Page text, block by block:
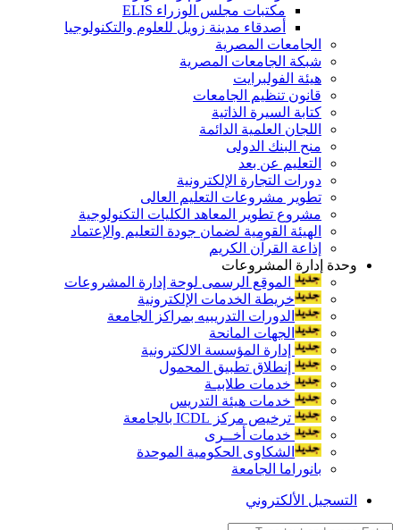
مكتبات مجلس الوزراء ELIS
أصدقاء مدينة زويل للعلوم والتكنولوجيا
الجامعات المصرية
شبكة الجامعات المصرية
هيئة الفولبرايت
قانون تنظيم الجامعات
كتابة السيرة الذاتية
اللجان العلمية الدائمة
منح البنك الدولى
التعليم عن بعد
دورات التجارة الإلكترونية
تطوير مشروعات التعليم العالى
مشروع تطوير المعاهد الكليات التكنولوجية
الهيئة القومية لضمان جودة التعليم والإعتماد
إذاعة القرآن الكريم
وحدة إدارة المشروعات
الموقع الرسمى لوحة إدارة المشروعات
خريطة الخدمات الإلكترونية
الدورات التدريبيه بمراكز الجامعة
الجهات المانحة
إدارة المؤسسة الالكترونية
إنطلاق تطبيق المحمول
خدمات طلابيـة
خدمات هيئة التدريس
ترخيص مركز ICDL بالجامعة
خدمات أخــرى
الشكاوى الحكومية الموحدة
بانوراما الجامعة
التسجيل الألكتروني